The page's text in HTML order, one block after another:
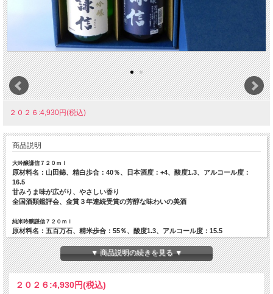
２０２６:4,930円(税込)
商品説明
大吟醸謙信７２０ｍｌ
原材料名：山田錦、精白歩合：40％、日本酒度：+4、酸度1.3、アルコール度：
16.5
甘みうま味が広がり、やさしい香り
全国酒類鑑評会、金賞３年連続受賞の芳醇な味わいの美酒
純米吟醸謙信７２０ｍｌ
原材料名：五百万石、精米歩合：55％、酸度1.3、アルコール度：15.5
冷やまたはぬる燗で、夏季は冷蔵庫で冷やして
料理の脇役となる食中酒
香り、旨み、キレ味、後味の広がり。きっと満足していただけます
７２０ｍｌ２本の入る贈答用化粧箱にセットされます
発送先別に送料が必要です。詳しくはページ下の「送料」でご確認ください。
▼ 商品説明の続きを見る ▼
２０２６:4,930円(税込)